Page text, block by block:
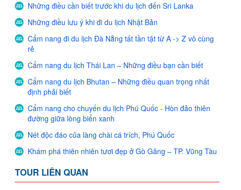
Những điều cần biết trước khi du lịch đến Sri Lanka
Những điều lưu ý khi đi du lịch Nhật Bản
Cẩm nang đi du lịch Đà Nẵng tất tần tật từ A -> Z vô cùng
rẻ
Cẩm nang du lịch Thái Lan – Những điều bạn cần biết
Cẩm nang du lịch Bhutan – Những điều quan trọng nhất
định phải biết
Cẩm nang cho chuyến du lịch Phú Quốc - Hòn đảo thiên
đường giữa lòng biển xanh
Nét độc đáo của làng chài cá trích, Phú Quốc
Khám phá thiên nhiên tươi đẹp ở Gò Găng – TP. Vũng Tàu
TOUR LIÊN QUAN